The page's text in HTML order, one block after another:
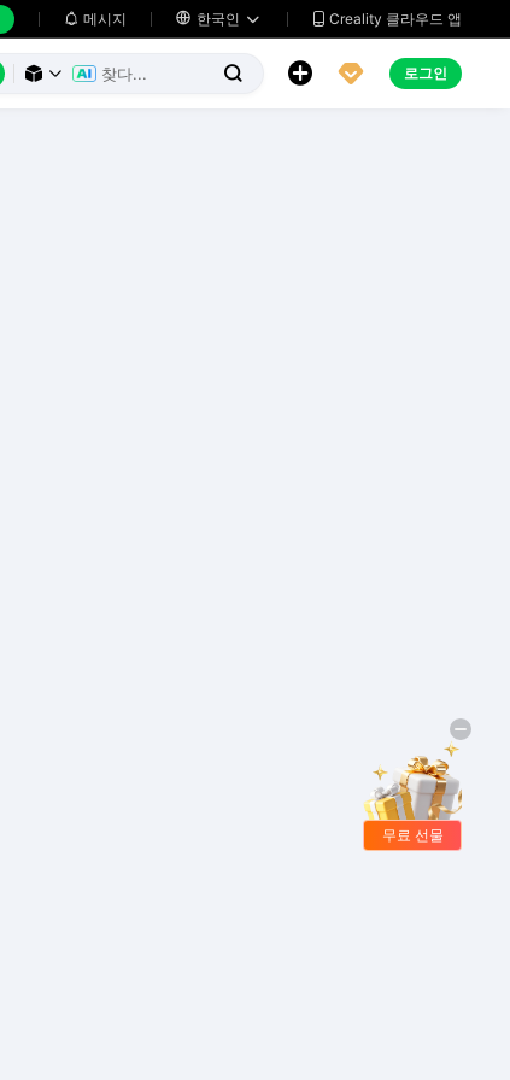
 메시지  한국인   Creality 클라우드 앱
     로그인
무료 선물